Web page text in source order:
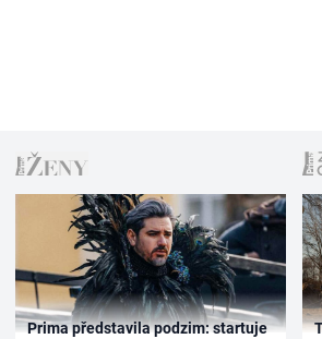
Prima představila podzim: startuje